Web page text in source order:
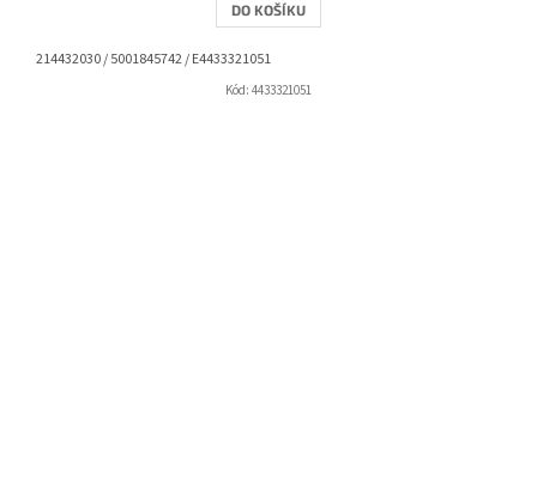
DO KOŠÍKU
214432030 / 5001845742 / E4433321051
Kód: 4433321051